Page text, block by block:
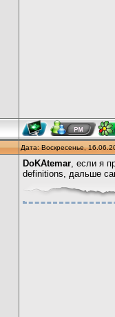
Дата: Воскресенье,
DoKAtemar, если я
definitions, дальше